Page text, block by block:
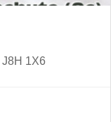
J8H 1X6